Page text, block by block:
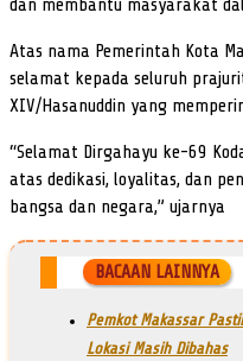
dan membantu masyarakat
Atas nama Pemerintah Kota
selamat kepada seluruh
XIV/Hasanuddin yang
“Selamat Dirgahayu ke-69
atas dedikasi, loyalitas, dan
bangsa dan negara,” ujarnya
BACAAN LAINNYA
Pemkot Makassar
Lokasi Masih Dibahas